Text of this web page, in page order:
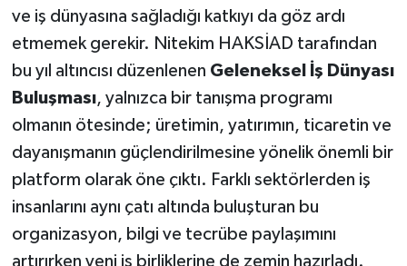
ve iş dünyasına sağladığı katkıyı da göz ardı
etmemek gerekir. Nitekim HAKSİAD tarafından
bu yıl altıncısı düzenlenen Geleneksel İş Dünyası
Buluşması, yalnızca bir tanışma programı
olmanın ötesinde; üretimin, yatırımın, ticaretin ve
dayanışmanın güçlendirilmesine yönelik önemli bir
platform olarak öne çıktı. Farklı sektörlerden iş
insanlarını aynı çatı altında buluşturan bu
organizasyon, bilgi ve tecrübe paylaşımını
artırırken yeni iş birliklerine de zemin hazırladı.